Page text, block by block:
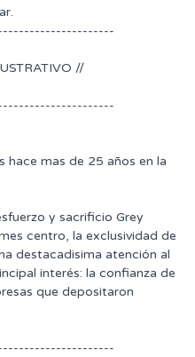
//
hace mas de 25 años en la
y sacrificio Grey
centro, la exclusividad de
destacadisima atención al
interés: la confianza de
que depositaron